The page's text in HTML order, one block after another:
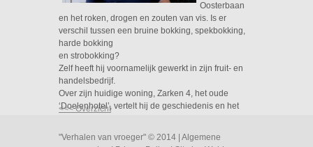
Oosterbaan
en het roken, drogen en zouten van vis. Is er
verschil tussen een bruine bokking, spekbokking,
harde bokking
en strobokking?
Zelf heeft hij voornamelijk gewerkt in zijn fruit- en
handelsbedrijf.
Over zijn huidige woning, Zarken 4, het oude
‘Doelenhotel’, vertelt hij de geschiedenis en het
<<< Overzicht
"Verhalen van vroeger" © 2014 | Algemene